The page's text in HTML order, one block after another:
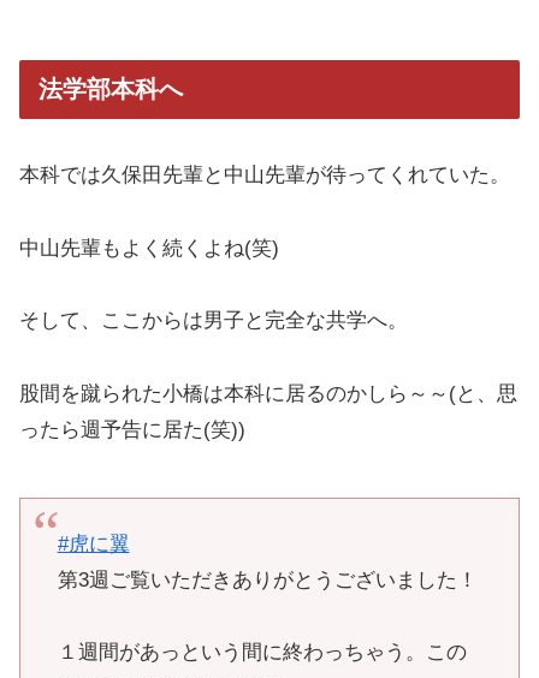
法学部本科へ
本科では久保田先輩と中山先輩が待ってくれていた。
中山先輩もよく続くよね(笑)
そして、ここからは男子と完全な共学へ。
股間を蹴られた小橋は本科に居るのかしら～～(と、思
ったら週予告に居た(笑))
#虎に翼
第3週ご覧いただきありがとうございました！
後はお昼の放送もぜひに。